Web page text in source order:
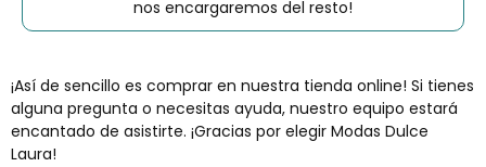
nos encargaremos del resto!
¡Así de sencillo es comprar en nuestra tienda online! Si tienes
alguna pregunta o necesitas ayuda, nuestro equipo estará
encantado de asistirte. ¡Gracias por elegir Modas Dulce
Laura!